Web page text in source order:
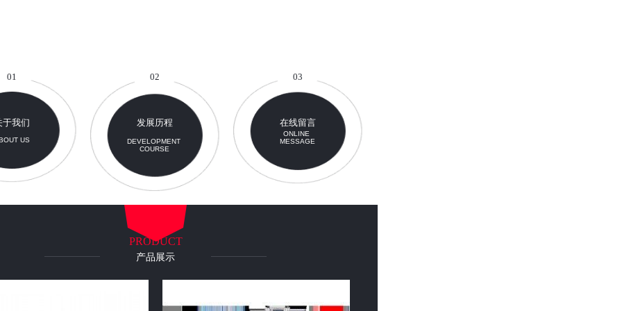
01
于我们
US
02
发展历程
DEVELOPMENT
COURSE
03
在线留言
ONLINE
MESSAGE
PRODUCT
产品展示